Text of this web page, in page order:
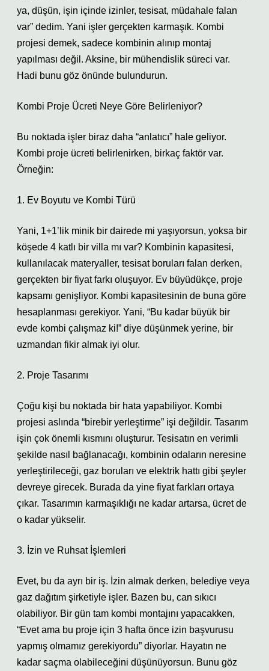
ya, düşün, işin içinde izinler, tesisat, müdahale falan
var” dedim. Yani işler gerçekten karmaşık. Kombi
projesi demek, sadece kombinin alınıp montaj
yapılması değil. Aksine, bir mühendislik süreci var.
Hadi bunu göz önünde bulundurun.
Kombi Proje Ücreti Neye Göre Belirleniyor?
Bu noktada işler biraz daha “anlatıcı” hale geliyor.
Kombi proje ücreti belirlenirken, birkaç faktör var.
Örneğin:
1. Ev Boyutu ve Kombi Türü
Yani, 1+1’lik minik bir dairede mi yaşıyorsun, yoksa bir
köşede 4 katlı bir villa mı var? Kombinin kapasitesi,
kullanılacak materyaller, tesisat boruları falan derken,
gerçekten bir fiyat farkı oluşuyor. Ev büyüdükçe, proje
kapsamı genişliyor. Kombi kapasitesinin de buna göre
hesaplanması gerekiyor. Yani, “Bu kadar büyük bir
evde kombi çalışmaz ki!” diye düşünmek yerine, bir
uzmandan fikir almak iyi olur.
2. Proje Tasarımı
Çoğu kişi bu noktada bir hata yapabiliyor. Kombi
projesi aslında “birebir yerleştirme” işi değildir. Tasarım
işin çok önemli kısmını oluşturur. Tesisatın en verimli
şekilde nasıl bağlanacağı, kombinin odaların neresine
yerleştirileceği, gaz boruları ve elektrik hattı gibi şeyler
devreye girecek. Burada da yine fiyat farkları ortaya
çıkar. Tasarımın karmaşıklığı ne kadar artarsa, ücret de
o kadar yükselir.
3. İzin ve Ruhsat İşlemleri
Evet, bu da ayrı bir iş. İzin almak derken, belediye veya
gaz dağıtım şirketiyle işler. Bazen bu, can sıkıcı
olabiliyor. Bir gün tam kombi montajını yapacakken,
“Evet ama bu proje için 3 hafta önce izin başvurusu
yapmış olmamız gerekiyordu” diyorlar. Hayatın ne
kadar saçma olabileceğini düşünüyorsun. Bunu göz